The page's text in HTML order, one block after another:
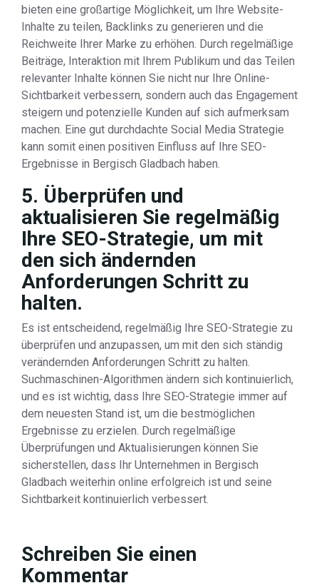
bieten eine großartige Möglichkeit, um Ihre Website-
Inhalte zu teilen, Backlinks zu generieren und die
Reichweite Ihrer Marke zu erhöhen. Durch regelmäßige
Beiträge, Interaktion mit Ihrem Publikum und das Teilen
relevanter Inhalte können Sie nicht nur Ihre Online-
Sichtbarkeit verbessern, sondern auch das Engagement
steigern und potenzielle Kunden auf sich aufmerksam
machen. Eine gut durchdachte Social Media Strategie
kann somit einen positiven Einfluss auf Ihre SEO-
Ergebnisse in Bergisch Gladbach haben.
5. Überprüfen und
aktualisieren Sie regelmäßig
Ihre SEO-Strategie, um mit
den sich ändernden
Anforderungen Schritt zu
halten.
Es ist entscheidend, regelmäßig Ihre SEO-Strategie zu
überprüfen und anzupassen, um mit den sich ständig
verändernden Anforderungen Schritt zu halten.
Suchmaschinen-Algorithmen ändern sich kontinuierlich,
und es ist wichtig, dass Ihre SEO-Strategie immer auf
dem neuesten Stand ist, um die bestmöglichen
Ergebnisse zu erzielen. Durch regelmäßige
Überprüfungen und Aktualisierungen können Sie
sicherstellen, dass Ihr Unternehmen in Bergisch
Gladbach weiterhin online erfolgreich ist und seine
Sichtbarkeit kontinuierlich verbessert.
Schreiben Sie einen
Kommentar